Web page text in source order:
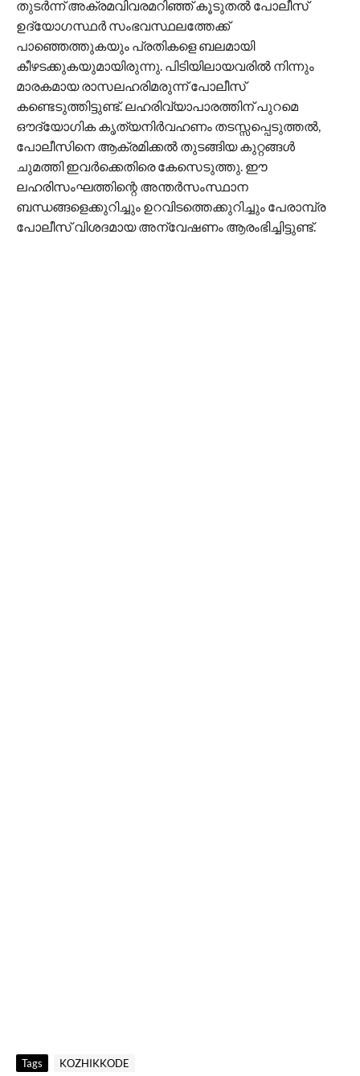
തുടര്‍ന്ന് അക്രമവിവരമറിഞ്ഞ് കൂടുതല്‍ പോലീസ്
ഉദ്യോഗസ്ഥര്‍ സംഭവസ്ഥലത്തേക്ക്
പാഞ്ഞെത്തുകയും പ്രതികളെ ബലമായി
കീഴടക്കുകയുമായിരുന്നു. പിടിയിലായവരില്‍ നിന്നും
മാരകമായ രാസലഹരിമരുന്ന് പോലീസ്
കണ്ടെടുത്തിട്ടുണ്ട്. ലഹരിവ്യാപാരത്തിന് പുറമെ
ഔദ്യോഗിക കൃത്യനിര്‍വഹണം തടസ്സപ്പെടുത്തല്‍,
പോലീസിനെ ആക്രമിക്കല്‍ തുടങ്ങിയ കുറ്റങ്ങള്‍
ചുമത്തി ഇവര്‍ക്കെതിരെ കേസെടുത്തു. ഈ
ലഹരിസംഘത്തിന്റെ അന്തര്‍സംസ്ഥാന
ബന്ധങ്ങളെക്കുറിച്ചും ഉറവിടത്തെക്കുറിച്ചും പേരാമ്പ്ര
പോലീസ് വിശദമായ അന്വേഷണം ആരംഭിച്ചിട്ടുണ്ട്.
Tags KOZHIKKODE